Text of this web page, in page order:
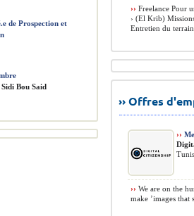
›› Freelance Pour
› (El Krib)
Entretien du
›› Offres
››
›› We are on the
make ’images that
de Prospection et
Bou Said